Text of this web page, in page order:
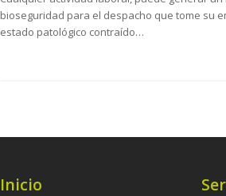
bioseguridad para el despacho que tome su
estado patológico contraído…
Inicio